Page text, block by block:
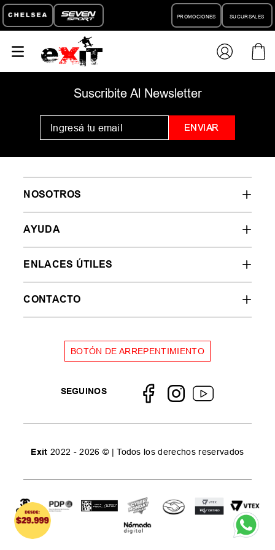
PROMOCIONES SUCURSALES
Suscribite Al Newsletter
ENVIAR
NOSOTROS
AYUDA
ENLACES ÚTILES
CONTACTO
BOTÓN DE ARREPENTIMIENTO
SEGUINOS
Exit 2022 - 2026 © | Todos los derechos reservados